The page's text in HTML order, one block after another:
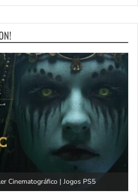
Cinematográfico | Jogos PS5